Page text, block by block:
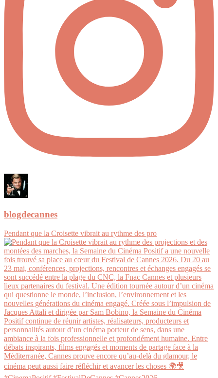
blogdecannes
Pendant que la Croisette vibrait au rythme des pro